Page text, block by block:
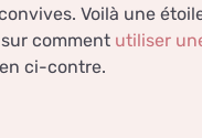
Voilà une
comment utiliser
ci-contre.